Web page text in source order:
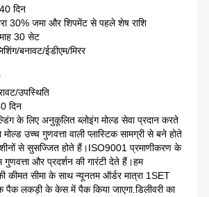
दिन
30% जमा और शिपमेंट से पहले शेष राशि
माह 30 सेट
बनावट/ईडीएम/मिरर
उपस्थिति
दिन
के लिए अनुकूलित ब्लोइंग मोल्ड सेवा प्रदान करते
उच्च गुणवत्ता वाली प्लास्टिक सामग्री से बने होते
से सुसज्जित होते हैं।ISO9001 प्रमाणीकरण के
गुणवत्ता और प्रदर्शन की गारंटी देते हैं।हम
सीमा के साथ न्यूनतम ऑर्डर मात्रा 1SET
पैक लकड़ी के केस में पैक किया जाएगा.डिलीवरी का